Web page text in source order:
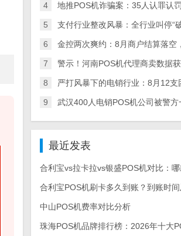
4 地推POS机诈骗案：35人认罪认罚，拆解POS机黑
5 支付行业整改风暴：全行业叫停“破5除2”机器，
6 金控两次爽约：8月商户结算落空，员工工资社保断
7 警示！河南POS机代理商卖数据获刑15年，电销产业链全链条
8 严打风暴下的电销行业：8月12支团队落网，多地整治+量刑
9 武汉400人电销POS机公司被警方一锅端：入职新人亲历实
最近发表
合利宝vs拉卡拉vs银盛POS机对比：
中山POS机费率对比分析
珠海POS机品牌排行榜：2026年十大